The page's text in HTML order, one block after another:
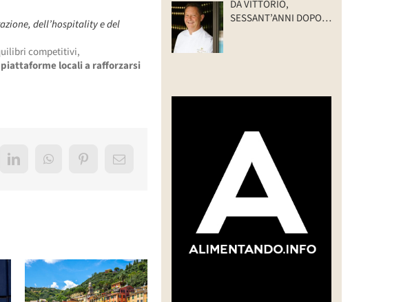
dell’hospitality e del
competitivi,
locali a rafforzarsi
LinkedInWhatsAppPinterestEmail
DA VITTORIO,
SESSANT’ANNI DOPO: